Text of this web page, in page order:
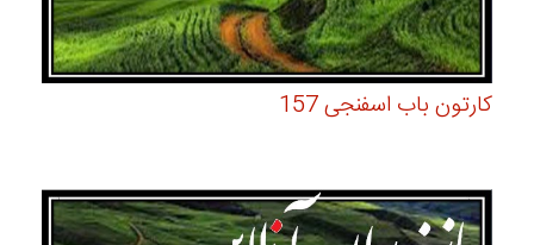
کارتون باب اسفنجی 157